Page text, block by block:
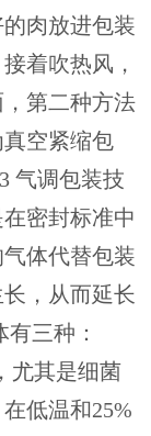
肉放进包装
着吹热风，
第二种方法
空紧缩包
气调包装技
密封标准中
体代替包装
，从而延长
三种：
尤其是细菌
低温和25%